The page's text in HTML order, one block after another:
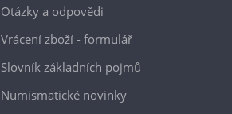
Otázky a odpovědi
Vrácení zboží - formulář
Slovník základních pojmů
Numismatické novinky